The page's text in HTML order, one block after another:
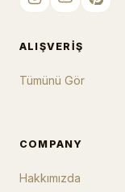
ALIŞVERIŞ
Tümünü Gör
COMPANY
Hakkımızda